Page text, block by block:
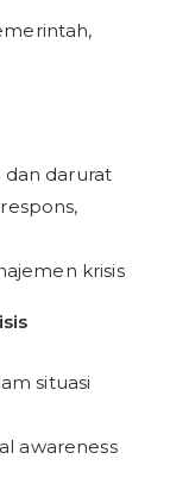
dan darurat
krisis
situasi
awareness